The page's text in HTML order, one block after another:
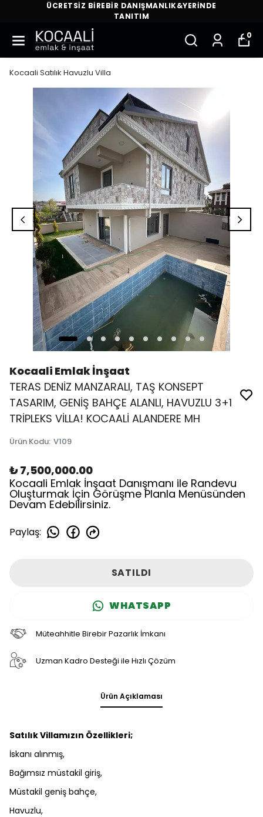
ÜCRETSİZ BİREBİR DANIŞMANLIK&YERİNDE
TANITIM
0
Kocaali Satılık Havuzlu Villa
Kocaali Emlak İnşaat
TERAS DENİZ MANZARALI, TAŞ KONSEPT
TASARIM, GENİŞ BAHÇE ALANLI, HAVUZLU 3+1
TRİPLEKS VİLLA! KOCAALİ ALANDERE MH
Ürün Kodu: V109
₺ 7,500,000.00
Kocaali Emlak İnşaat Danışmanı ile Randevu
Oluşturmak İçin Görüşme Planla Menüsünden
Devam Edebilirsiniz.
Paylaş:
SATILDI
WHATSAPP
Müteahhitle Birebir Pazarlık İmkanı
Uzman Kadro Desteği ile Hızlı Çözüm
Ürün Açıklaması
Satılık Villamızın Özellikleri;
İskanı alınmış,
Bağımsız müstakil giriş,
Müstakil geniş bahçe,
Havuzlu,